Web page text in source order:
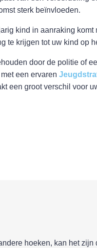
sterk beïnvloeden.
kind in aanraking
te krijgen tot uw kind op
door de politie of
een ervaren
een groot verschil voor
hoeken, kan het